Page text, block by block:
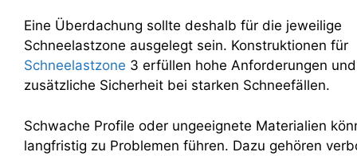
Eine Überdachung sollte deshalb für die jeweilige
Schneelastzone ausgelegt sein. Konstruktionen für
Schneelastzone 3 erfüllen hohe Anforderungen
zusätzliche Sicherheit bei starken Schneefällen.
Schwache Profile oder ungeeignete Materialien
langfristig zu Problemen führen. Dazu gehören